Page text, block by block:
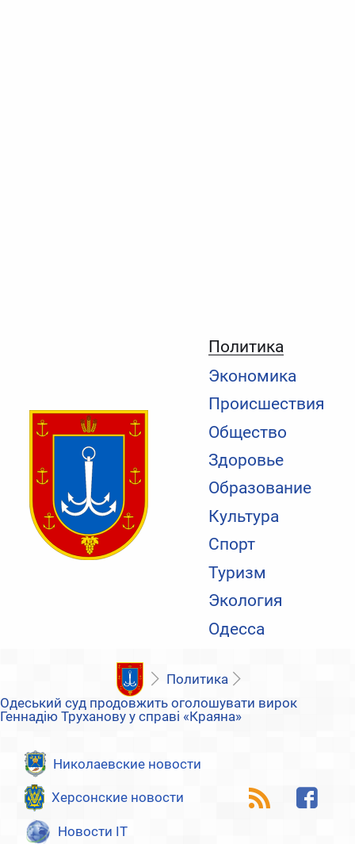
Политика
Экономика
Происшествия
Общество
Здоровье
Образование
Культура
Спорт
Туризм
Экология
Одесса
Политика
Одеський суд продовжить оголошувати вирок
Геннадію Труханову у справі «Краяна»
Николаевские новости
Херсонские новости
Новости IT